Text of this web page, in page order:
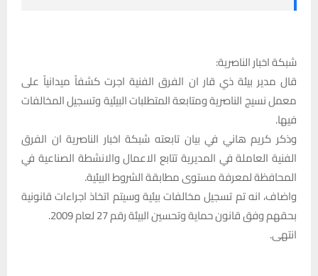
شبكة اخبار الناصرية:
قال مدير بيئة ذي قار ان الفرق الفنية اجرت كشفاً ميدانياً على
معمل نسيج الناصرية ومتابعة المتطلبات البيئية وتسجيل المخالفات
فيها.
وذكر كريم هاني في بيان تابعته شبكة اخبار الناصرية ان الفرق
الفنية العاملة في المديرية تتابع الاعمال والانشطة الصناعية في
المحافظة لمعرفة مستوى مطابقة الشروط البيئية.
واضاف، انه تم تسجيل مخالفات بيئية وسيتم اتخاذ اجراءات قانونية
بحقهم وفق قانون حماية وتحسين البيئة رقم 27 لعام 2009.
انتهى.